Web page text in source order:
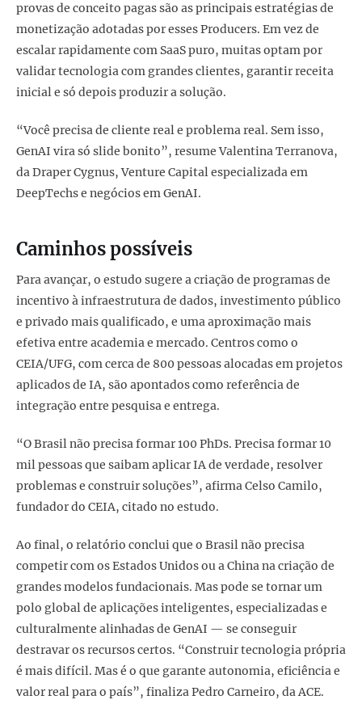
provas de conceito pagas são as principais estratégias de
monetização adotadas por esses Producers. Em vez de
escalar rapidamente com SaaS puro, muitas optam por
validar tecnologia com grandes clientes, garantir receita
inicial e só depois produzir a solução.
“Você precisa de cliente real e problema real. Sem isso,
GenAI vira só slide bonito”, resume Valentina Terranova,
da Draper Cygnus, Venture Capital especializada em
DeepTechs e negócios em GenAI.
Caminhos possíveis
Para avançar, o estudo sugere a criação de programas de
incentivo à infraestrutura de dados, investimento público
e privado mais qualificado, e uma aproximação mais
efetiva entre academia e mercado. Centros como o
CEIA/UFG, com cerca de 800 pessoas alocadas em projetos
aplicados de IA, são apontados como referência de
integração entre pesquisa e entrega.
“O Brasil não precisa formar 100 PhDs. Precisa formar 10
mil pessoas que saibam aplicar IA de verdade, resolver
problemas e construir soluções”, afirma Celso Camilo,
fundador do CEIA, citado no estudo.
Ao final, o relatório conclui que o Brasil não precisa
competir com os Estados Unidos ou a China na criação de
grandes modelos fundacionais. Mas pode se tornar um
polo global de aplicações inteligentes, especializadas e
culturalmente alinhadas de GenAI — se conseguir
destravar os recursos certos. “Construir tecnologia própria
é mais difícil. Mas é o que garante autonomia, eficiência e
valor real para o país”, finaliza Pedro Carneiro, da ACE.